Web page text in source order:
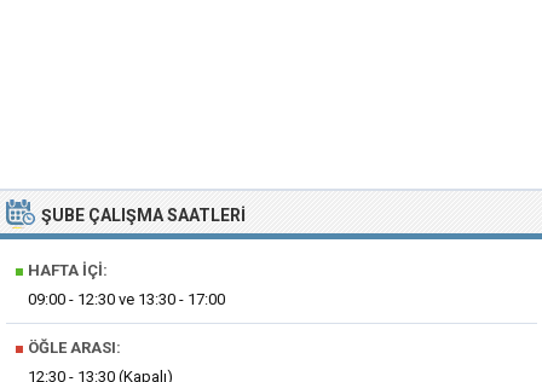
ŞUBE ÇALIŞMA SAATLERI
■ HAFTA İÇI:
09:00 - 12:30 ve 13:30 - 17:00
■ ÖĞLE ARASI:
12:30 - 13:30 (Kapalı)